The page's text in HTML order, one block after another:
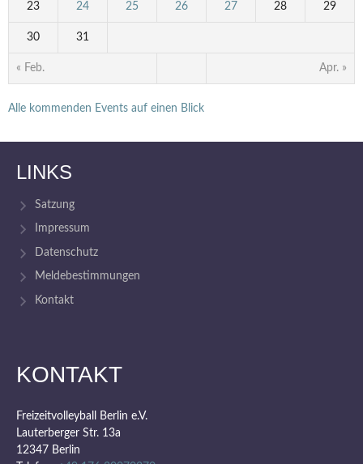
« Feb. Apr. »
23 24 25 26 27 28 29
30 31
Alle kommenden Events auf einen Blick
LINKS
Satzung
Impressum
Datenschutz
Meldebestimmungen
Kontakt
KONTAKT
Freizeitvolleyball Berlin e.V.
Lauterberger Str. 13a
12347 Berlin